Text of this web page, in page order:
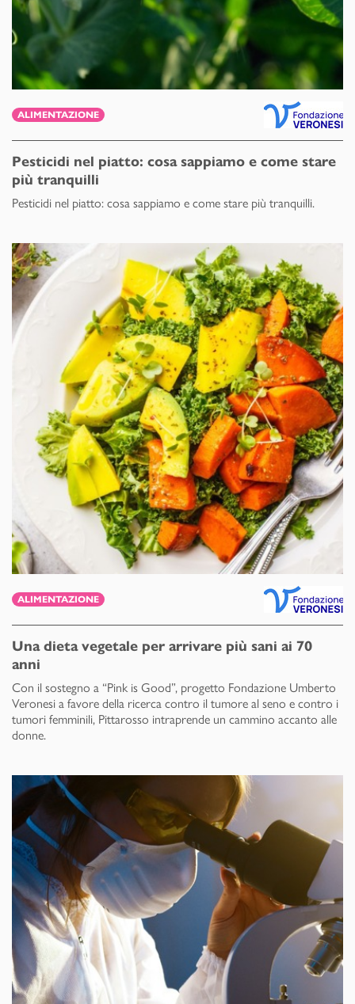
ALIMENTAZIONE
Pesticidi nel piatto: cosa sappiamo e come stare
più tranquilli
Pesticidi nel piatto: cosa sappiamo e come stare più tranquilli.
ALIMENTAZIONE
Una dieta vegetale per arrivare più sani ai 70
anni
Con il sostegno a “Pink is Good”, progetto Fondazione Umberto
Veronesi a favore della ricerca contro il tumore al seno e contro i
tumori femminili, Pittarosso intraprende un cammino accanto alle
donne.